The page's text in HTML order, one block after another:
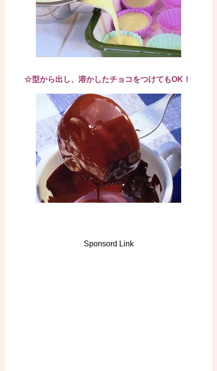
☆型から出し、溶かしたチョコをつけてもOK！
Sponsord Link